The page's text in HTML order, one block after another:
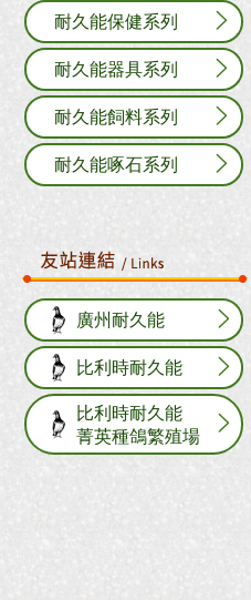
耐久能保健系列
耐久能器具系列
耐久能飼料系列
耐久能啄石系列
廣州耐久能
比利時耐久能
比利時耐久能
菁英種鴿繁殖場